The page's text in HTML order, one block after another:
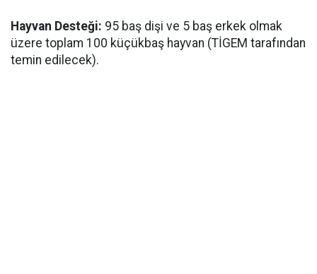
Hayvan Desteği: 95 baş dişi ve 5 baş erkek olmak
üzere toplam 100 küçükbaş hayvan (TİGEM tarafından
temin edilecek).